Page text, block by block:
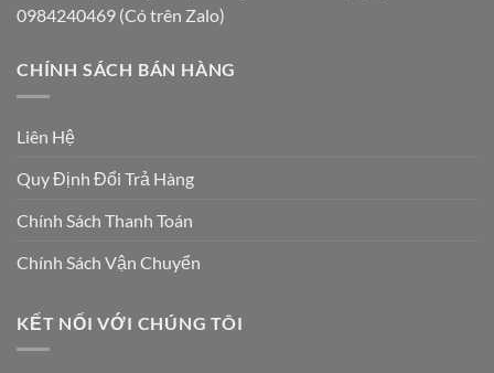
0984240469 (Có trên Zalo)
CHÍNH SÁCH BÁN HÀNG
Liên Hệ
Quy Định Đổi Trả Hàng
Chính Sách Thanh Toán
Chính Sách Vận Chuyển
KẾT NỐI VỚI CHÚNG TÔI